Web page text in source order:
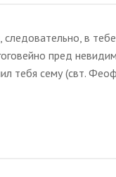
в
пред
тебя сему (свт.